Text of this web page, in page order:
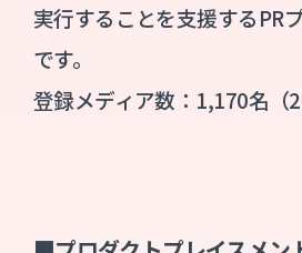
実行することを支援するPR
です。
登録メディア数：1,170名（